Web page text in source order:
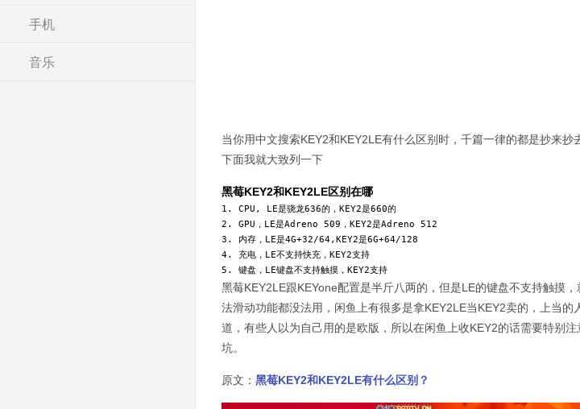
手机
音乐
当你用中文搜索KEY2和KEY2LE有什么区别时，千篇一律的都是抄来抄
下面我就大致列一下
黑莓KEY2和KEY2LE区别在哪
1. CPU, LE是骁龙636的，KEY2是660的
2. GPU，LE是Adreno 509，KEY2是Adreno 512
3. 内存，LE是4G+32/64,KEY2是6G+64/128
4. 充电，LE不支持快充，KEY2支持
5. 键盘，LE键盘不支持触摸，KEY2支持
黑莓KEY2LE跟KEYone配置是半斤八两的，但是LE的键盘不支持触摸
法滑动功能都没法用，闲鱼上有很多是拿KEY2LE当KEY2卖的，上当
道，有些人以为自己用的是欧版，所以在闲鱼上收KEY2的话需要特别
坑。
原文：黑莓KEY2和KEY2LE有什么区别？